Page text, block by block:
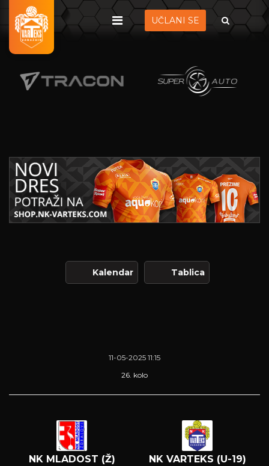
UČLANI SE
Kalendar Tablica
11-05-2025 11:15
26. kolo
NK MLADOST (Ž) NK VARTEKS (U-19)